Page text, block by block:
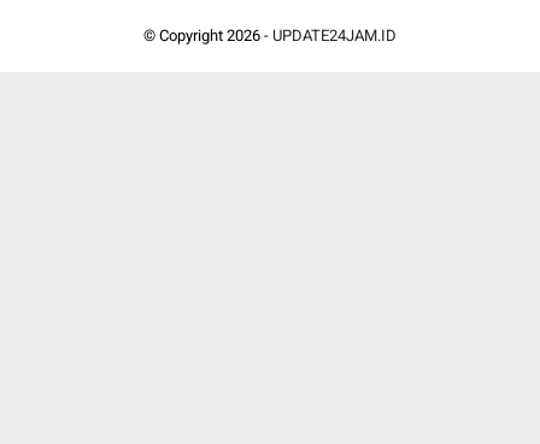
© Copyright 2026 - UPDATE24JAM.ID